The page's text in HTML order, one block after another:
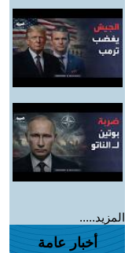
المزيد.....
أخبار عامة